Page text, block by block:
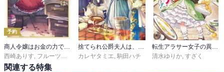
予約
西崎ありす フルーツパンチ
カレヤタミエ 駒田ハチ
清水ゆりか すざく
関連する特集